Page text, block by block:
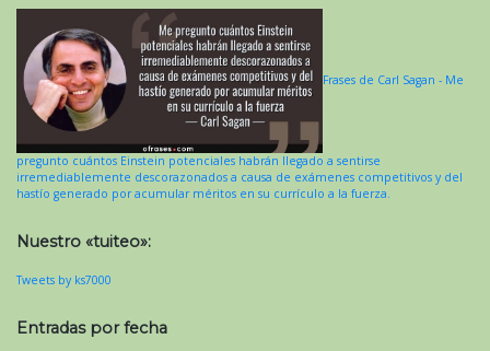
Frases de Carl Sagan - Me
pregunto cuántos Einstein potenciales habrán llegado a sentirse
irremediablemente descorazonados a causa de exámenes competitivos y del
hastío generado por acumular méritos en su currículo a la fuerza.
Nuestro «tuiteo»:
Tweets by ks7000
Entradas por fecha